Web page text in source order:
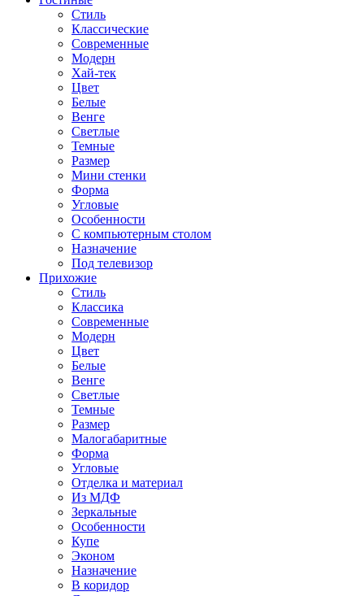
Стиль
Классические
Современные
Модерн
Хай-тек
Цвет
Белые
Венге
Светлые
Темные
Размер
Мини стенки
Форма
Угловые
Особенности
С компьютерным столом
Назначение
Под телевизор
Прихожие
Стиль
Классика
Современные
Модерн
Цвет
Белые
Венге
Светлые
Темные
Размер
Малогабаритные
Форма
Угловые
Отделка и материал
Из МДФ
Зеркальные
Особенности
Купе
Эконом
Назначение
В коридор